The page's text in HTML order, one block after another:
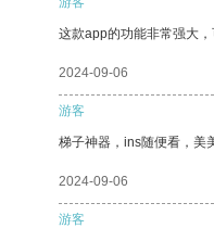
这款app的功能非常强大
2024-09-06
游客
梯子神器，ins随便看，美
2024-09-06
游客